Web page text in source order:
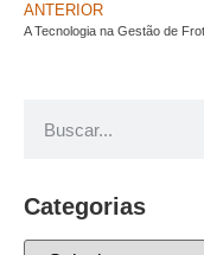
ANTERIOR
Categorias